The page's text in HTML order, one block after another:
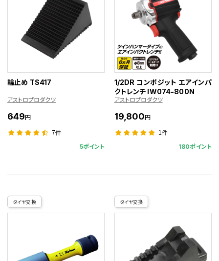
輪止め TS417
アストロプロダクツ
649円
7件
5ポイント
1/2DR コンポジット エアインパ
クトレンチ IW074-800N
アストロプロダクツ
19,800円
1件
180ポイント
タイヤ交換 タイヤ交換